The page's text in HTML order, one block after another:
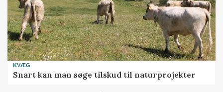
KVÆG
Snart kan man søge tilskud til naturprojekter